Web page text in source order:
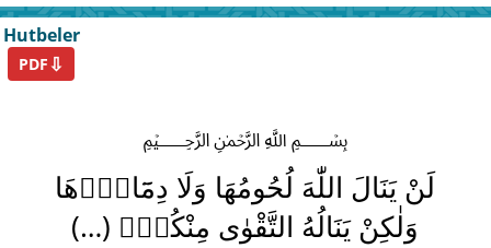
Hutbeler
PDF⇩
﷽
لَنْ يَنَالَ اللّٰهَ لُحُومُهَا وَلَا دِمَٓاؤُ۬هَا
(…) وَلٰكِنْ يَنَالُهُ التَّقْوٰى مِنْكُمْۜ